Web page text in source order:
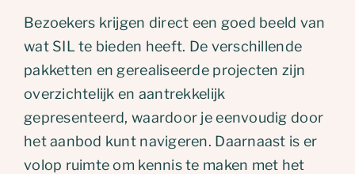
Bezoekers krijgen direct een goed beeld van
wat SIL te bieden heeft. De verschillende
pakketten en gerealiseerde projecten zijn
overzichtelijk en aantrekkelijk
gepresenteerd, waardoor je eenvoudig door
het aanbod kunt navigeren. Daarnaast is er
volop ruimte om kennis te maken met het